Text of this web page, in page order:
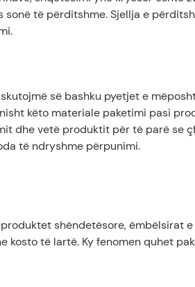
të përditshme. Sjellja e
së bashku pyetjet e
këto materiale paketimi pasi
dhe vetë produktit për të parë se
të ndryshme përpunimi.
shëndetësore, ëmbëlsirat
të lartë. Ky fenomen quhet